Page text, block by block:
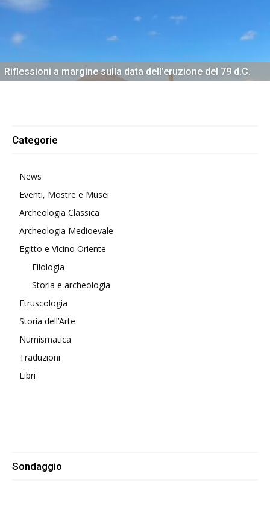
Riflessioni a margine sulla data dell’eruzione del 79 d.C.
Categorie
News
Eventi, Mostre e Musei
Archeologia Classica
Archeologia Medioevale
Egitto e Vicino Oriente
Filologia
Storia e archeologia
Etruscologia
Storia dell’Arte
Numismatica
Traduzioni
Libri
Sondaggio